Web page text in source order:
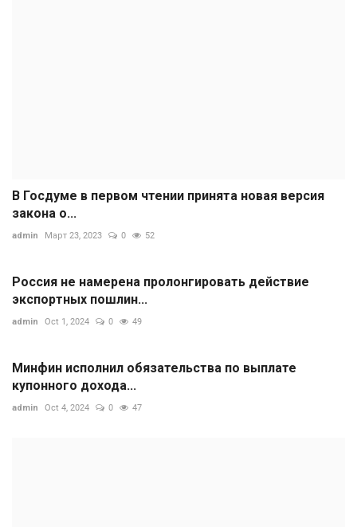
В Госдуме в первом чтении принята новая версия
закона о...
admin Март 23, 2023 0 52
Россия не намерена пролонгировать действие
экспортных пошлин...
admin Oct 1, 2024 0 49
Минфин исполнил обязательства по выплате
купонного дохода...
admin Oct 4, 2024 0 47